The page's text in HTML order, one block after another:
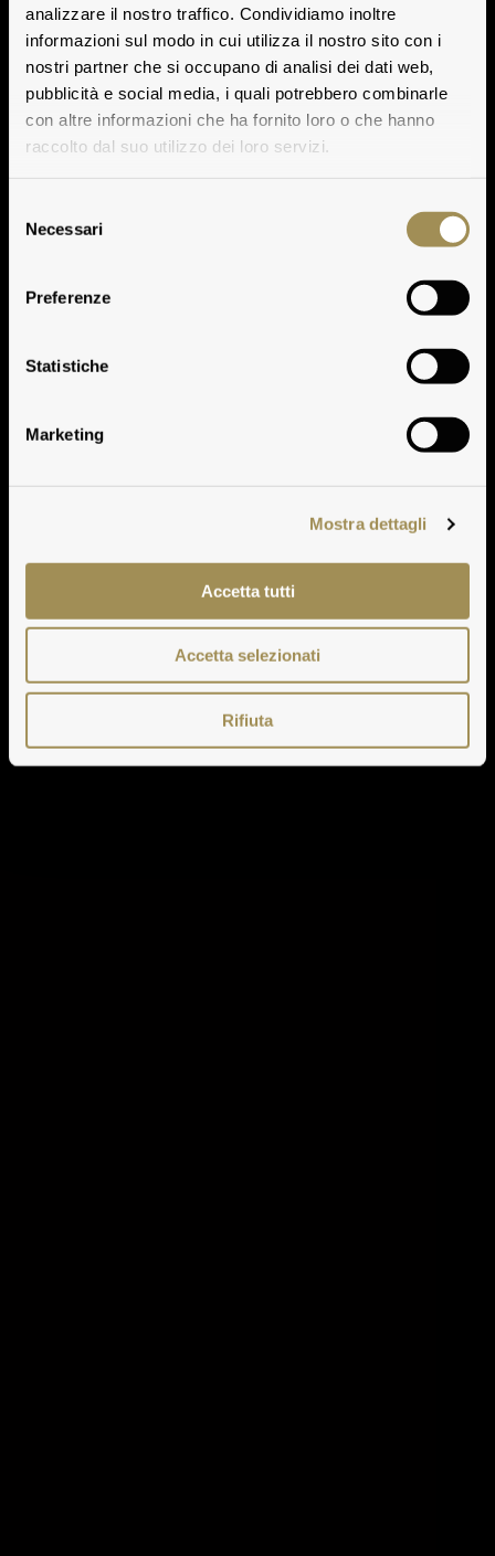
analizzare il nostro traffico. Condividiamo inoltre
informazioni sul modo in cui utilizza il nostro sito con i
nostri partner che si occupano di analisi dei dati web,
pubblicità e social media, i quali potrebbero combinarle
con altre informazioni che ha fornito loro o che hanno
raccolto dal suo utilizzo dei loro servizi.
delNecessari
Preferenze
Statistiche
Marketing
Mostra dettagli
Accetta tutti
Accetta selezionati
Rifiuta